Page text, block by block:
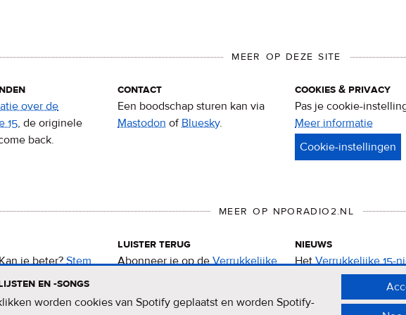
MEER OP DEZE SITE
over de
15, de originele
back.
contact
Een boodschap sturen kan via
Mastodon ofBluesky.
cookies & privacy
Pas je cookie-
Meer informatie
&
MEER OP NPORADIO2.NL
ie beter?Stem
15.
luister terug
Abonneer je op deVerrukkelijke
nieuws
HetVerrukkelijke 15-
de NPO Radio 2-
en -songs
worden cookies van Spotify geplaatst en worden Spotify-